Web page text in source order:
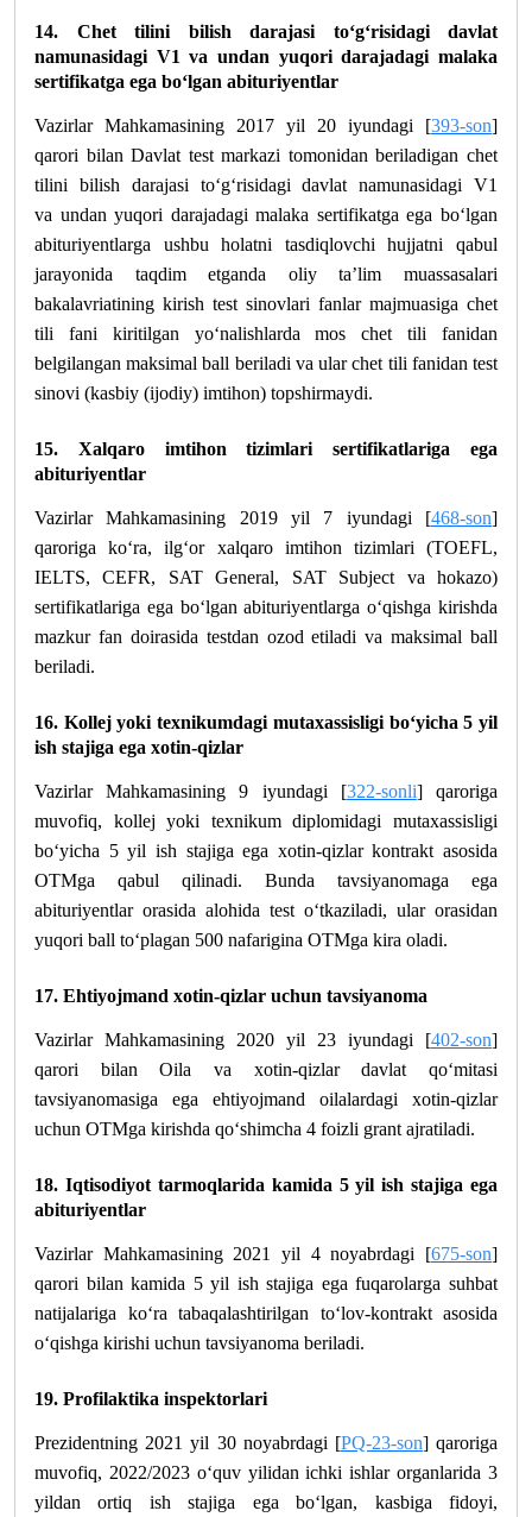
14. Chet tilini bilish darajasi to‘g‘risidagi davlat
namunasidagi V1 va undan yuqori darajadagi malaka
sertifikatga ega bo‘lgan abituriyentlar
Vazirlar Mahkamasining 2017 yil 20 iyundagi [393-son]
qarori bilan Davlat test markazi tomonidan beriladigan chet
tilini bilish darajasi to‘g‘risidagi davlat namunasidagi V1
va undan yuqori darajadagi malaka sertifikatga ega bo‘lgan
abituriyentlarga ushbu holatni tasdiqlovchi hujjatni qabul
jarayonida taqdim etganda oliy ta’lim muassasalari
bakalavriatining kirish test sinovlari fanlar majmuasiga chet
tili fani kiritilgan yo‘nalishlarda mos chet tili fanidan
belgilangan maksimal ball beriladi va ular chet tili fanidan test
sinovi (kasbiy (ijodiy) imtihon) topshirmaydi.
15. Xalqaro imtihon tizimlari sertifikatlariga ega
abituriyentlar
Vazirlar Mahkamasining 2019 yil 7 iyundagi [468-son]
qaroriga ko‘ra, ilg‘or xalqaro imtihon tizimlari (TOEFL,
IELTS, CEFR, SAT General, SAT Subject va hokazo)
sertifikatlariga ega bo‘lgan abituriyentlarga o‘qishga kirishda
mazkur fan doirasida testdan ozod etiladi va maksimal ball
beriladi.
16. Kollej yoki texnikumdagi mutaxassisligi bo‘yicha 5 yil
ish stajiga ega xotin-qizlar
Vazirlar Mahkamasining 9 iyundagi [322-sonli] qaroriga
muvofiq, kollej yoki texnikum diplomidagi mutaxassisligi
bo‘yicha 5 yil ish stajiga ega xotin-qizlar kontrakt asosida
OTMga qabul qilinadi. Bunda tavsiyanomaga ega
abituriyentlar orasida alohida test o‘tkaziladi, ular orasidan
yuqori ball to‘plagan 500 nafarigina OTMga kira oladi.
17. Ehtiyojmand xotin-qizlar uchun tavsiyanoma
Vazirlar Mahkamasining 2020 yil 23 iyundagi [402-son]
qarori bilan Oila va xotin-qizlar davlat qo‘mitasi
tavsiyanomasiga ega ehtiyojmand oilalardagi xotin-qizlar
uchun OTMga kirishda qo‘shimcha 4 foizli grant ajratiladi.
18. Iqtisodiyot tarmoqlarida kamida 5 yil ish stajiga ega
abituriyentlar
Vazirlar Mahkamasining 2021 yil 4 noyabrdagi [675-son]
qarori bilan kamida 5 yil ish stajiga ega fuqarolarga suhbat
natijalariga ko‘ra tabaqalashtirilgan to‘lov-kontrakt asosida
o‘qishga kirishi uchun tavsiyanoma beriladi.
19. Profilaktika inspektorlari
Prezidentning 2021 yil 30 noyabrdagi [PQ-23-son] qaroriga
muvofiq, 2022/2023 o‘quv yilidan ichki ishlar organlarida 3
yildan ortiq ish stajiga ega bo‘lgan, kasbiga fidoyi,